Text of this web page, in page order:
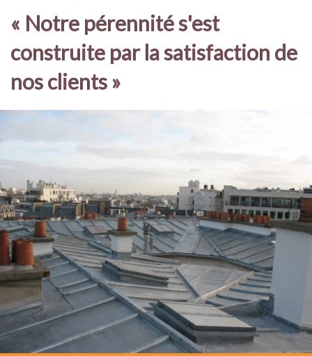
« Notre pérennité s'est
construite par la satisfaction de
nos clients »